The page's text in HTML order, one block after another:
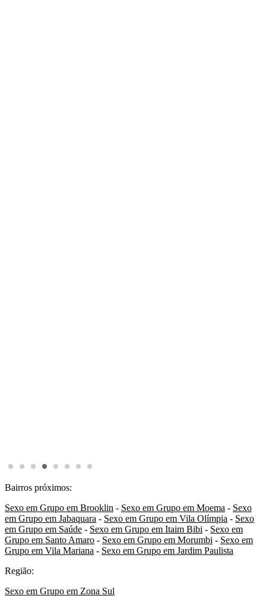
Bairros próximos:
Sexo em Grupo em Brooklin - Sexo em Grupo em Moema - Sexo
em Grupo em Jabaquara - Sexo em Grupo em Vila Olímpia - Sexo
em Grupo em Saúde - Sexo em Grupo em Itaim Bibi - Sexo em
Grupo em Santo Amaro - Sexo em Grupo em Morumbi - Sexo em
Grupo em Vila Mariana - Sexo em Grupo em Jardim Paulista
Região:
Sexo em Grupo em Zona Sul